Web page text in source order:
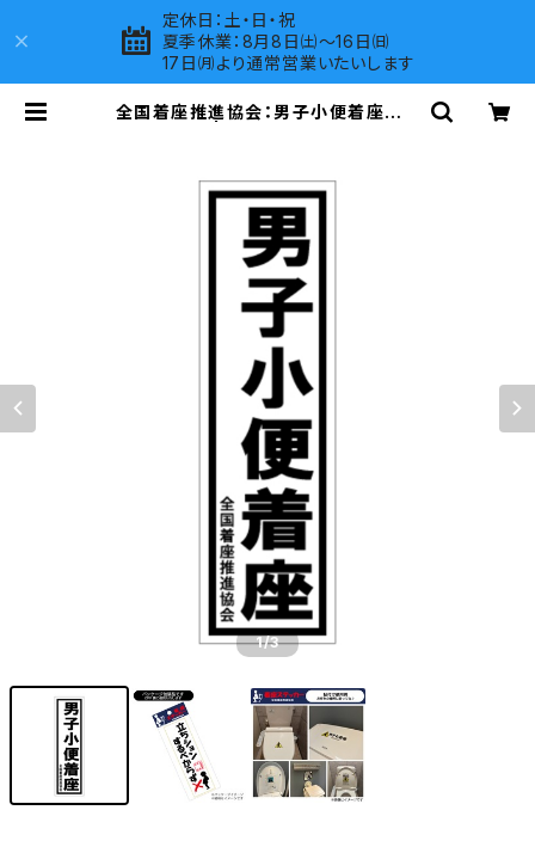
定休日：土・日・祝
夏季休業：8月8日㈯～16日㈰
17日㈪より通常営業いたいします
全国着座推進協会：男子小便着座ステ
1/3